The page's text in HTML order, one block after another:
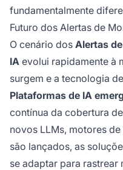
fundamentalmente
Futuro dos Alertas de
O cenário dos Alertas
IA evolui rapidamente à
surgem e a tecnologia
Plataformas de IA
contínua da cobertura
novos LLMs, motores
são lançados, as
se adaptar para rastrear